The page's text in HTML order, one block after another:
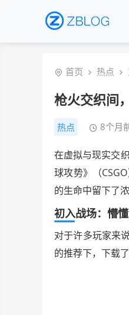
首页 热点
枪火交织间
热点 8个月
在虚拟与现实交
球攻势》（
的生命中留下了
初入战场：懵
对于许多玩家来
的推荐下，下载